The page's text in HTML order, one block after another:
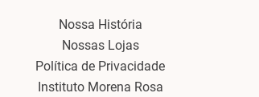
Nossa História
Nossas Lojas
Política de Privacidade
Instituto Morena Rosa